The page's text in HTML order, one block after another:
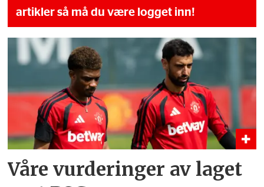
artikler så må du være logget inn!
Våre vurderinger av laget